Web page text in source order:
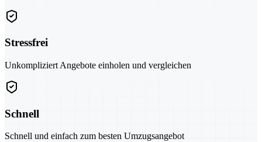
Stressfrei
Unkompliziert Angebote einholen und vergleichen
Schnell
Schnell und einfach zum besten Umzugsangebot